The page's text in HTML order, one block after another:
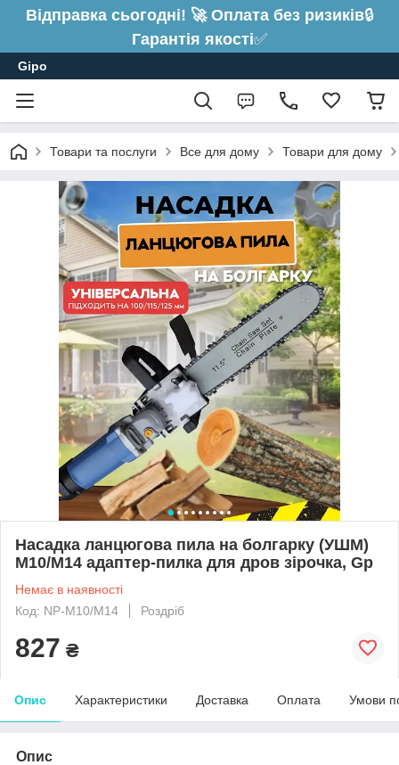
Відправка сьогодні! 🚀 Оплата без ризиків🔒
Гарантія якості✅
Gipo
Товари та послуги Все для дому Товари для дому
Насадка ланцюгова пила на болгарку (УШМ)
М10/М14 адаптер-пилка для дров зірочка, Gp
Немає в наявності
Код: NP-М10/M14
Роздріб
827 ₴
Опис Характеристики Доставка Оплата Умови
Опис